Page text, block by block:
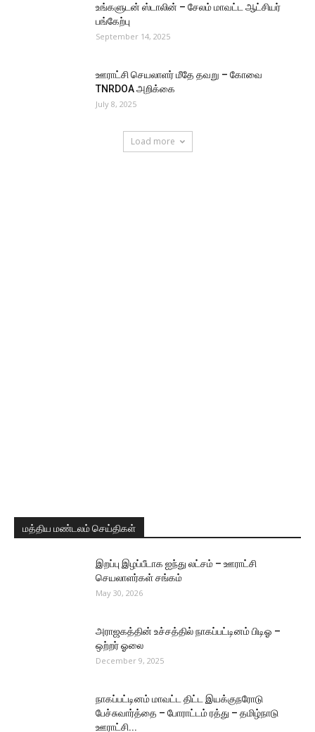
உங்களுடன் ஸ்டாலின் – சேலம் மாவட்ட ஆட்சியர்
பங்கேற்பு
September 14, 2025
ஊராட்சி செயலாளர் மீதே தவறு – கோவை
TNRDOA அறிக்கை
July 8, 2025
Load more
மத்திய மண்டலம் செய்திகள்
இறப்பு இழப்பீடாக ஐந்து லட்சம் – ஊராட்சி
செயலாளர்கள் சங்கம்
May 30, 2026
அராஜகத்தின் உச்சத்தில் நாகப்பட்டினம் பிடிஓ –
ஒற்றர் ஓலை
December 9, 2025
நாகப்பட்டினம் மாவட்ட திட்ட இயக்குநரோடு
பேச்சுவார்த்தை – போராட்டம் ரத்து – தமிழ்நாடு
ஊராட்சி...